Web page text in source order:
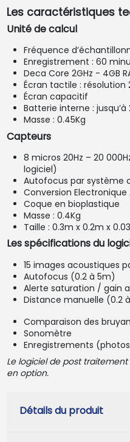
Les caractéristiques
Unité de calcul
Fréquence
Enregistrement : 60
Deca Core 2GHz - 4GB
Écran tactile : résolution
Écran capacitif
Batterie interne :
Masse : 0.45Kg
Capteurs
8 micros 20Hz – 20
logiciel)
Autofocus par système
Conversion Electronique
Coque en bioplastique
Masse : 0.4Kg
Taille : 0.3m x 0.2m x
Les spécifications du
15 images acoustiques
Autofocus (0.2 à 5m)
Alerte saturation / gain
Distance manuelle (0.2
Comparaison des
Sonomètre
Enregistrements
Le logiciel de post
en option.
Détails du produit